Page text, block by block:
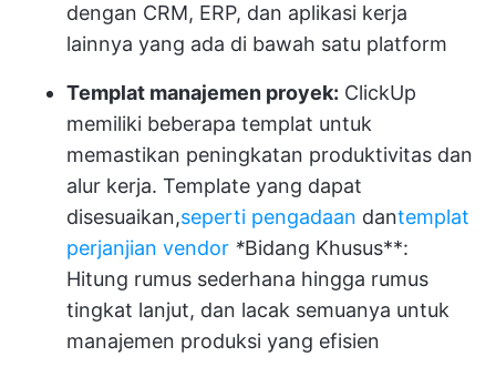
dengan CRM, ERP, dan aplikasi kerja
lainnya yang ada di bawah satu platform
Templat manajemen proyek: ClickUp
memiliki beberapa templat untuk
memastikan peningkatan produktivitas dan
alur kerja. Template yang dapat
disesuaikan,seperti pengadaan dantemplat
perjanjian vendor *Bidang Khusus**:
Hitung rumus sederhana hingga rumus
tingkat lanjut, dan lacak semuanya untuk
manajemen produksi yang efisien